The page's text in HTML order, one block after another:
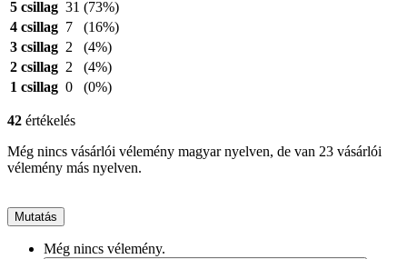
5 csillag 31 (73%)
4 csillag 7
(16%)
3 csillag 2
(4%)
2 csillag 2
(4%)
1 csillag 0 (0%)
42 értékelés
Még nincs vásárlói vélemény magyar nyelven, de van 23 vásárlói
vélemény más nyelven.
Mutatás
Még nincs vélemény.